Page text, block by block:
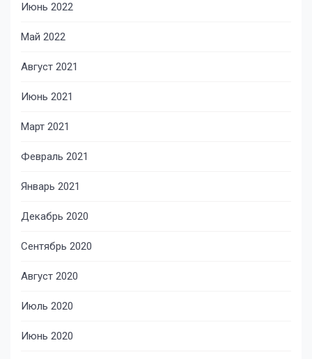
Июнь 2022
Май 2022
Август 2021
Июнь 2021
Март 2021
Февраль 2021
Январь 2021
Декабрь 2020
Сентябрь 2020
Август 2020
Июль 2020
Июнь 2020